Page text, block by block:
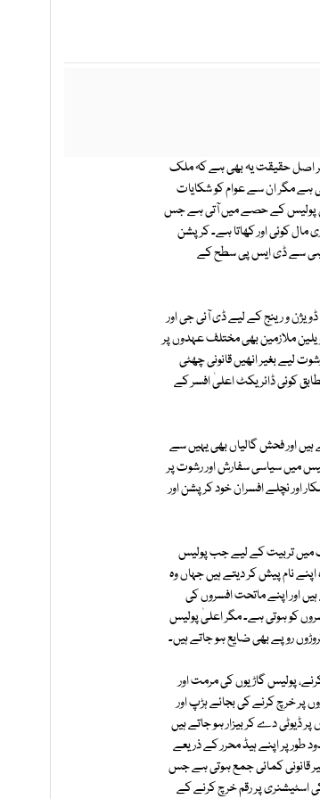
اصل حقیقت یہ بھی ہے کہ ملک
ہے مگر ان سے عوام کو شکایات
والی پولیس کے حصے میں آتی ہے جس
کوئی اور کھاتا ہے۔ کرپشن
سے ڈی ایس پی سطح کے
و رینج کے لیے ڈی آئی جی اور
ملازمین بھی مختلف عہدوں پر
لیے بغیر انھیں قانونی چھٹی
کوئی ڈائریکٹ اعلیٰ افسر کے
ہیں اور فحش گالیاں بھی یہیں سے
میں سیاسی سفارش اور رشوت پر
اور نچلے افسران خود کرپشن اور
میں تربیت کے لیے جب پولیس
نام پیش کر دیتے ہیں جہاں وہ
اور اپنے ماتحت افسروں کی
کو ہوتی ہے۔ مگر اعلیٰ پولیس
روپے بھی ضایع ہو جاتے ہیں۔
پولیس گاڑیوں کی مرمت اور
پر خرچ کرنے کی بجائے ہڑپ اور
ڈیوٹی دے کر بیزار ہو جاتے ہیں
طور پر اپنے ہیڈ محرر کے ذریعے
غیر قانونی کمائی جمع ہوتی ہے جس
اسٹیشنری پر رقم خرچ کرنے کے